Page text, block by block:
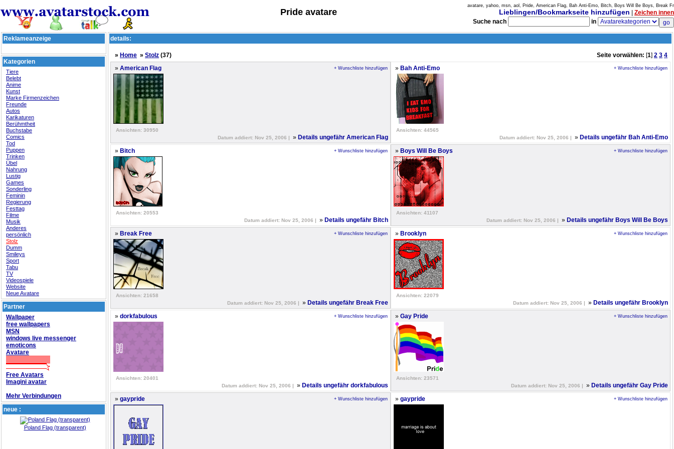
Pride avatare
avatare, yahoo, msn, aol, Pride, American Flag, Bah Anti-Emo, Bitch, Boys Will Be Boys, Break Fr
Lieblingen/Bookmarkseite hinzufügen
Zeichen innen
Suche nach
in
Reklameanzeige
Kategorien
Tiere
Belebt
Anime
Kunst
Marke Firmenzeichen
Freunde
Autos
Karikaturen
Berühmtheit
Buchstabe
Comics
Tod
Puppen
Trinken
Übel
Nahrung
Lustig
Games
Sonderling
Feminin
Regierung
Festtag
Filme
Musik
Anderes
persönlich
Stolz
Dumm
Smileys
Sport
Tabu
TV
Videospiele
Website
Neue Avatare
Partner
Wallpaper
free wallpapers
MSN
windows live messenger
emoticons
Avatare
Free Avatars
Imagini avatar
Mehr Verbindungen
neue :
Poland Flag (transparent)
details:
» Home » Stolz (37) Seite vorwählen: [1] 2 3 4
» American Flag + Wunschliste hinzufügen
Ansichten: 30950
Datum addiert: Nov 25, 2006 |
» Details ungefähr American Flag
» Bah Anti-Emo + Wunschliste hinzufügen
Ansichten: 44565
Datum addiert: Nov 25, 2006 |
» Details ungefähr Bah Anti-Emo
» Bitch + Wunschliste hinzufügen
Ansichten: 20553
Datum addiert: Nov 25, 2006 |
» Details ungefähr Bitch
» Boys Will Be Boys + Wunschliste hinzufügen
Ansichten: 41107
Datum addiert: Nov 25, 2006 |
» Details ungefähr Boys Will Be Boys
» Break Free + Wunschliste hinzufügen
Ansichten: 21658
Datum addiert: Nov 25, 2006 |
» Details ungefähr Break Free
» Brooklyn + Wunschliste hinzufügen
Ansichten: 22079
Datum addiert: Nov 25, 2006 |
» Details ungefähr Brooklyn
» dorkfabulous + Wunschliste hinzufügen
Ansichten: 20401
Datum addiert: Nov 25, 2006 |
» Details ungefähr dorkfabulous
» Gay Pride + Wunschliste hinzufügen
Ansichten: 23571
Datum addiert: Nov 25, 2006 |
» Details ungefähr Gay Pride
» gaypride + Wunschliste hinzufügen » gaypride + Wunschliste hinzufügen